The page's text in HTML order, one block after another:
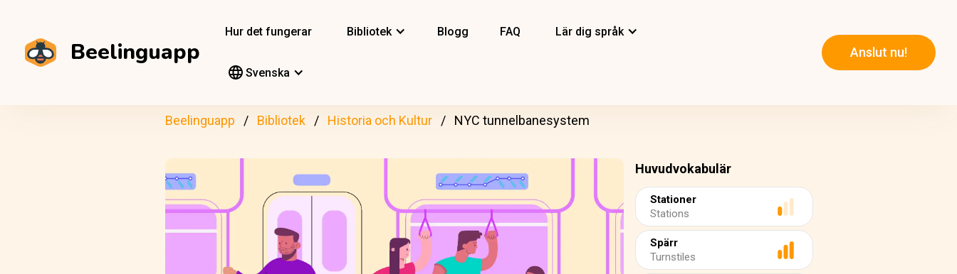
Beelinguapp
Hur det fungerar Bibliotek Blogg FAQ Lär dig språk
Svenska
Anslut nu!
Beelinguapp Bibliotek Historia och Kultur NYC tunnelbanesystem
Huvudvokabulär
Stationer
Stations
Spärr
Turnstiles